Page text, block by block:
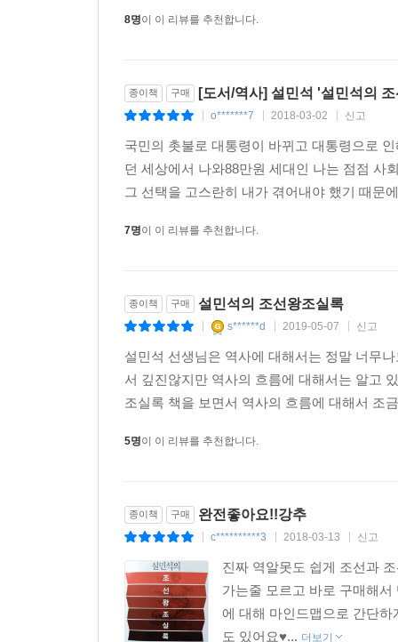
8명이 이 리뷰를 추천합니다.
종이책 구매 [도서/역사] 설민석 '설민석의
o*******7 2018-03-02 신고
국민의 촛불로 대통령이 바뀌고 대통령으로
던 세상에서 나와88만원 세대인 나는 점점 사
그 선택을 고스란히 내가 겪어내야 했기 때문
7명이 이 리뷰를 추천합니다.
종이책 구매 설민석의 조선왕조실록
s******d 2019-05-07 신고
설민석 선생님은 역사에 대해서는 정말 너무
서 깊진않지만 역사의 흐름에 대해서는 알고
조실록 책을 보면서 역사의 흐름에 대해서 조
5명이 이 리뷰를 추천합니다.
종이책 구매 완전좋아요!!강추
c**********3 2018-03-13 신고
진짜 역알못도 쉽게 조선과
가는줄 모르고 바로 구매해
에 대해 마인드맵으로 간단
도 있어요♥... 더보기